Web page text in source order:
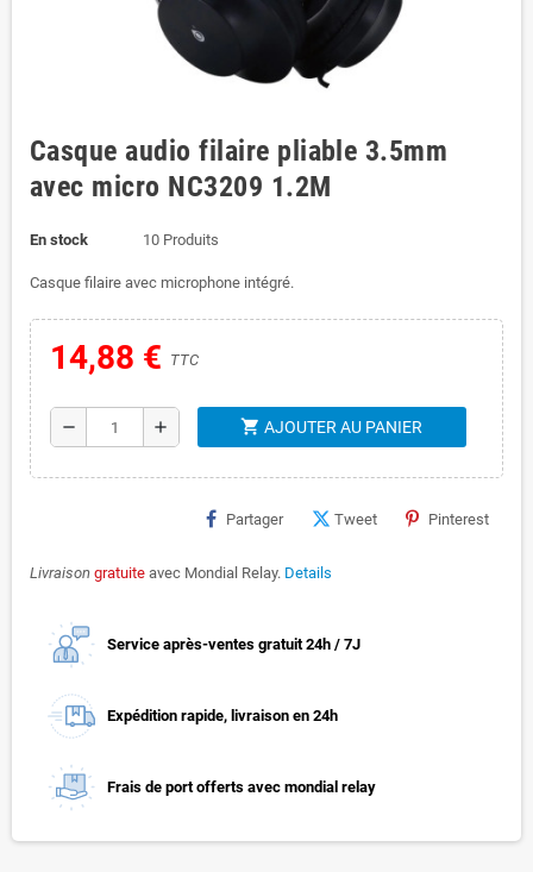
Casque audio filaire pliable 3.5mm
avec micro NC3209 1.2M
En stock 10 Produits
Casque filaire avec microphone intégré.
14,88 € TTC
remove add shopping_cart AJOUTER AU PANIER
Partager Tweet Pinterest
Livraison gratuite avec Mondial Relay. Details
Service après-ventes gratuit 24h / 7J
Expédition rapide, livraison en 24h
Frais de port offerts avec mondial relay